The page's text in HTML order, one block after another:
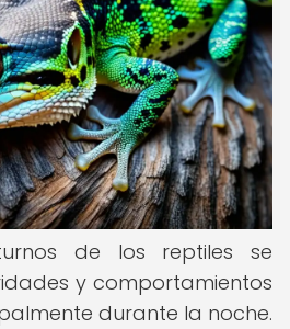
de los reptiles se
y comportamientos
durante la noche.